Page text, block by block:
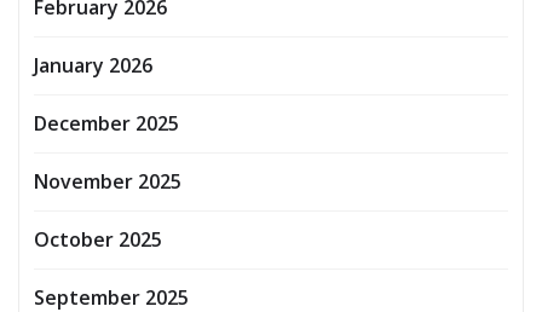
February 2026
January 2026
December 2025
November 2025
October 2025
September 2025